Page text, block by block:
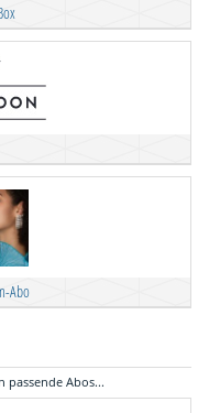
Abo
passende Abos...